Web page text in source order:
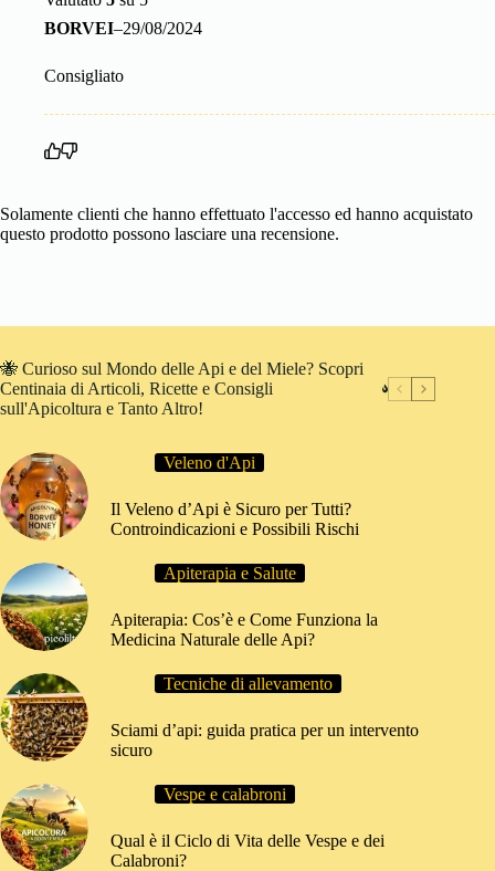
BORVEI–29/08/2024
Consigliato
Solamente clienti che hanno effettuato l'accesso ed hanno acquistato
questo prodotto possono lasciare una recensione.
🐝 Curioso sul Mondo delle Api e del Miele? Scopri
Centinaia di Articoli, Ricette e Consigli
sull'Apicoltura e Tanto Altro!
Veleno d'Api
Il Veleno d’Api è Sicuro per Tutti?
Controindicazioni e Possibili Rischi
Apiterapia e Salute
Apiterapia: Cos’è e Come Funziona la
Medicina Naturale delle Api?
Tecniche di allevamento
Sciami d’api: guida pratica per un intervento
sicuro
Vespe e calabroni
Qual è il Ciclo di Vita delle Vespe e dei
Calabroni?